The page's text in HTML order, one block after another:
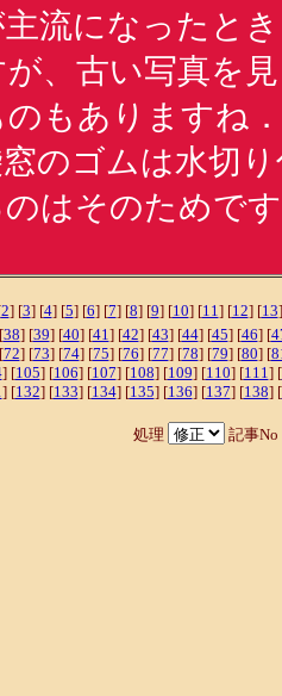
流になったと
、古い写真を
のもありますね．
のゴムは水切
はそのためで
2] [3] [4] [5] [6] [7] [8] [9] [10] [11] [12] [13
38] [39] [40] [41] [42] [43] [44] [45] [46] [
72] [73] [74] [75] [76] [77] [78] [79] [80] [
] [105] [106] [107] [108] [109] [110] [111] [
] [132] [133] [134] [135] [136] [137] [138] [
処理 記事No